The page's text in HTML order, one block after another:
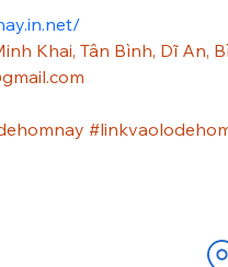
Khai, Tân Bình, Dĩ An,